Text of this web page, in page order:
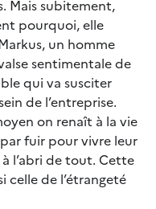
Mais subitement,
pourquoi, elle
un homme
sentimentale de
qui va susciter
de l’entreprise.
on renaît à la vie
fuir pour vivre leur
l’abri de tout. Cette
celle de l’étrangeté